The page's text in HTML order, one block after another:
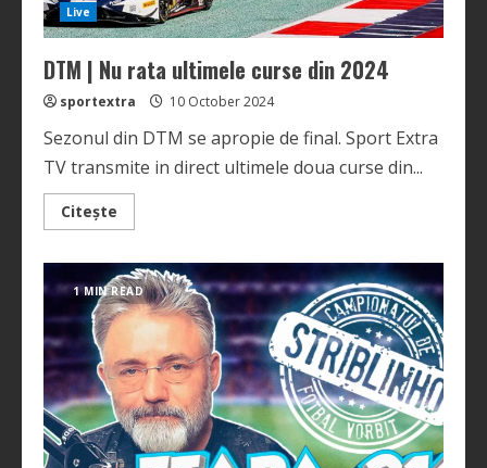
Live
DTM | Nu rata ultimele curse din 2024
sportextra 10 October 2024
Sezonul din DTM se apropie de final. Sport Extra
TV transmite in direct ultimele doua curse din...
Citește
more
|
Nu
rata
ultimele
curse
2024
1 MIN READ